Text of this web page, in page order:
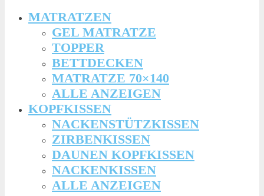
MATRATZEN
GEL MATRATZE
TOPPER
BETTDECKEN
MATRATZE 70×140
ALLE ANZEIGEN
KOPFKISSEN
NACKENSTÜTZKISSEN
ZIRBENKISSEN
DAUNEN KOPFKISSEN
NACKENKISSEN
ALLE ANZEIGEN